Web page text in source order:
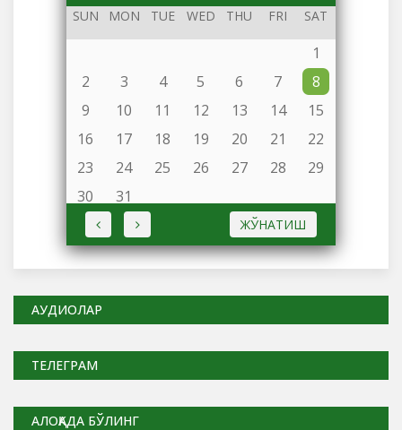
2024
SUN MON TUE WED THU FRI SAT
1
2
3 4 5 6 7
8
9
10 11 12 13 14
15
16
17 18 19 20 21
22
23
24 25 26 27 28
29
30
31
ЖЎНАТИШ
АУДИОЛАР
ТЕЛЕГРАМ
АЛОҚАДА БЎЛИНГ